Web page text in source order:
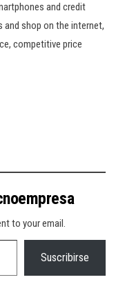
and credit
shop on the internet,
competitive price
to your email.
Suscribirse